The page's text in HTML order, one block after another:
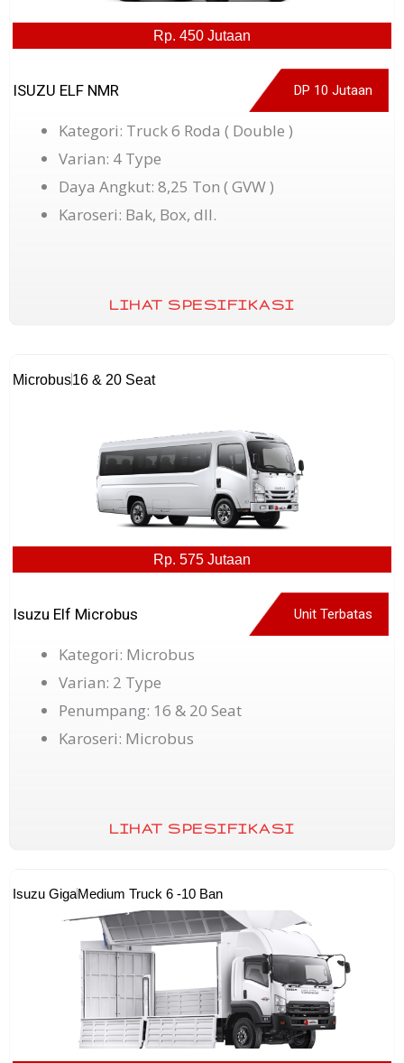
Rp. 450 Jutaan
ISUZU ELF NMR DP 10 Jutaan
Kategori: Truck 6 Roda ( Double )
Varian: 4 Type
Daya Angkut: 8,25 Ton ( GVW )
Karoseri: Bak, Box, dll.
LIHAT SPESIFIKASI
Microbus16 & 20 Seat
Rp. 575 Jutaan
Isuzu Elf Microbus Unit Terbatas
Kategori: Microbus
Varian: 2 Type
Penumpang: 16 & 20 Seat
Karoseri: Microbus
LIHAT SPESIFIKASI
Isuzu GigaMedium Truck 6 -10 Ban